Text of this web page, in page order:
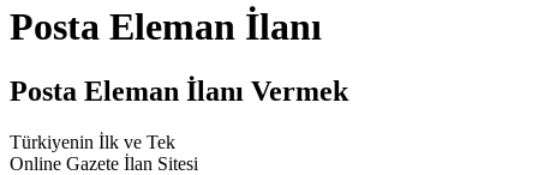
Posta Eleman İlanı
Posta Eleman İlanı Vermek
Türkiyenin İlk ve Tek
Online Gazete İlan Sitesi